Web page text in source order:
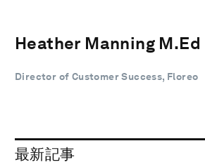
Heather Manning M.Ed
Director of Customer Success, Floreo
最新記事